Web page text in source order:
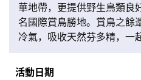
華地帶，更提供野生鳥類良
名國際賞鳥勝地。賞鳥之餘
冷氣，吸收天然芬多精，一
活動日期